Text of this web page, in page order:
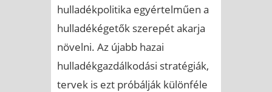
hulladékpolitika egyértelműen a
hulladékégetők szerepét akarja
növelni. Az újabb hazai
hulladékgazdálkodási stratégiák,
tervek is ezt próbálják különféle